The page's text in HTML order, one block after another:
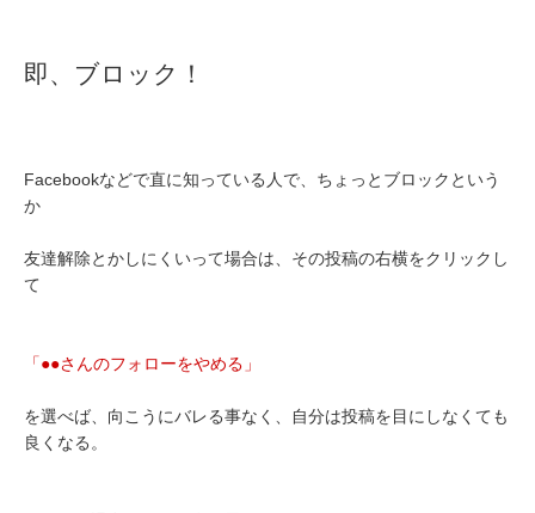
即、ブロック！
Facebookなどで直に知っている人で、ちょっとブロックという
か
友達解除とかしにくいって場合は、その投稿の右横をクリックし
て
「●●さんのフォローをやめる」
を選べば、向こうにバレる事なく、自分は投稿を目にしなくても
良くなる。